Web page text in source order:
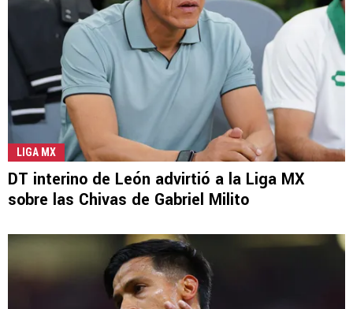
LIGA MX
DT interino de León advirtió a la Liga MX
sobre las Chivas de Gabriel Milito